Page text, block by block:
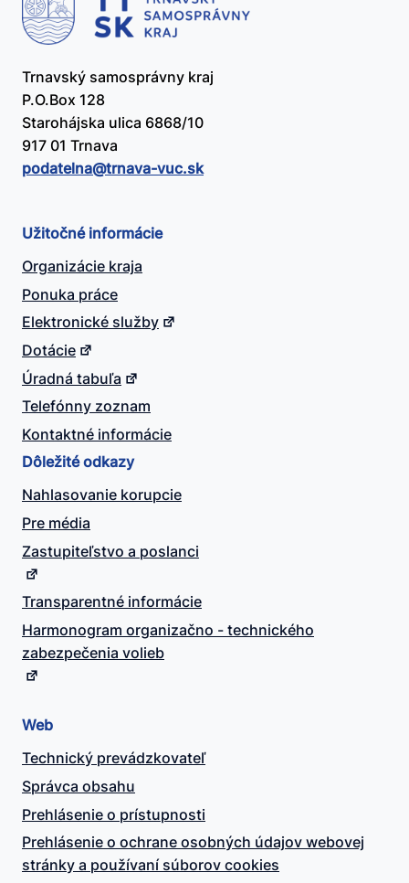
Trnavský samosprávny kraj
P.O.Box 128
Starohájska ulica 6868/10
917 01 Trnava
podatelna@​trnava-vuc.sk
Užitočné informácie
Organizácie kraja
Ponuka práce
Elektronické služby
Dotácie
Úradná tabuľa
Telefónny zoznam
Kontaktné informácie
Dôležité odkazy
Nahlasovanie korupcie
Pre média
Zastupiteľstvo a poslanci
Transparentné informácie
Harmonogram organizačno - technického
zabezpečenia volieb
Web
Technický prevádzkovateľ
Správca obsahu
Prehlásenie o prístupnosti
Prehlásenie o ochrane osobných údajov webovej
stránky a používaní súborov cookies